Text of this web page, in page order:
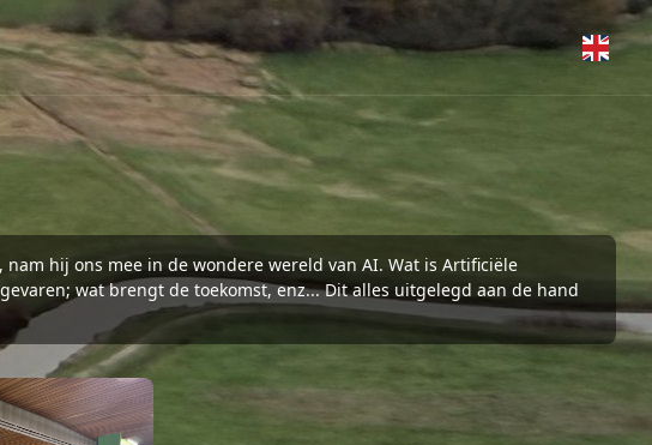
hij ons mee in de wondere wereld van AI. Wat is Artificiële
wat brengt de toekomst, enz... Dit alles uitgelegd aan de hand